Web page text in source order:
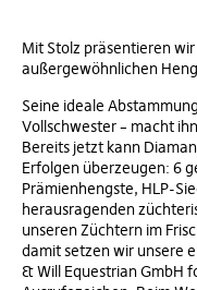
Mit Stolz präsentieren
außergewöhnlichen
Seine ideale
Vollschwester – macht
Bereits jetzt kann
Erfolgen überzeugen: 6
Prämienhengste, HLP-
herausragenden
unseren Züchtern im
damit setzen wir unsere
& Will Equestrian GmbH